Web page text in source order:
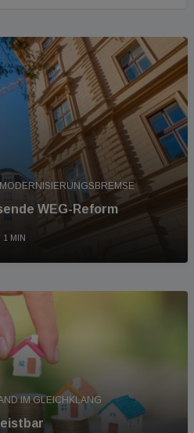
WEG-Reform
1 MIN
IM GLEICHKLANG